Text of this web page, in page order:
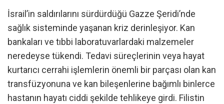
İsrail’in saldırılarını sürdürdüğü Gazze Şeridi’nde
sağlık sisteminde yaşanan kriz derinleşiyor. Kan
bankaları ve tıbbi laboratuvarlardaki malzemeler
neredeyse tükendi. Tedavi süreçlerinin veya hayat
kurtarıcı cerrahi işlemlerin önemli bir parçası olan kan
transfüzyonuna ve kan bileşenlerine bağımlı binlerce
hastanın hayatı ciddi şekilde tehlikeye girdi. Filistin